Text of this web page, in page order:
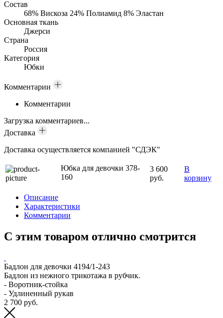
Состав
68% Вискоза 24% Полиамид 8% Эластан
Основная ткань
Джерси
Страна
Россия
Категория
Юбки
Комментарии
Комментарии
Загрузка комментариев...
Доставка
Доставка осуществляется компанией "СДЭК"
Юбка для девочки 378-
160
3 600
руб.
В
корзину
Описание
Характеристики
Комментарии
С этим товаром отлично смотрится
Бадлон для девочки 4194/1-243
Бадлон из нежного трикотажа в рубчик.
- Воротник-стойка
- Удлиненный рукав
2 700 руб.